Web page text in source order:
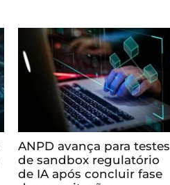
ANPD avança para testes
de sandbox regulatório
de IA após concluir fase